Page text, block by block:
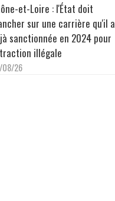
et-Loire : l'État doit
sur une carrière qu'il a
sanctionnée en 2024 pour
illégale
08/26